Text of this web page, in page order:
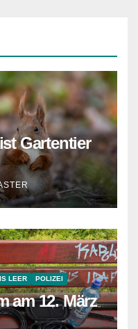
Gartentier
LEER POLIZEI
am 12. März